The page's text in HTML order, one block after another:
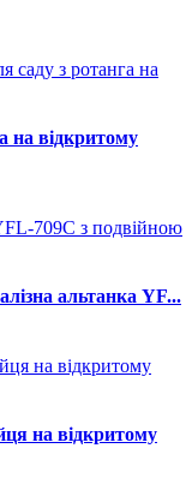
на відкритому
альтанка YF...
на відкритому